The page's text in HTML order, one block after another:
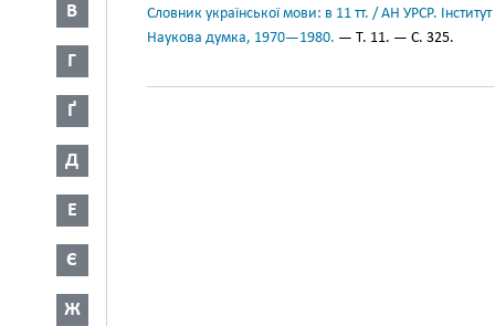
В
Г
Ґ
Д
Е
Є
Ж
Словник української мови: в 11 тт. / АН УРСР.
Наукова думка, 1970—1980. — Т. 11. — С. 325.